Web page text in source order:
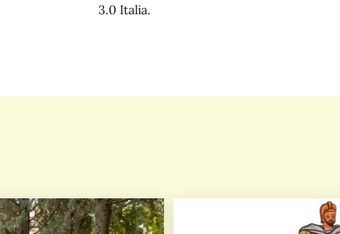
3.0 Italia.